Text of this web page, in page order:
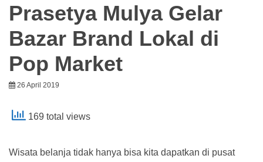
Prasetya Mulya Gelar
Bazar Brand Lokal di
Pop Market
26 April 2019
169 total views
Wisata belanja tidak hanya bisa kita dapatkan di pusat